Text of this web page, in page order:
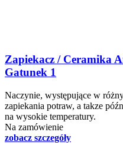
Zapiekacz / Ceramika
Gatunek 1
Naczynie, występujące w
zapiekania potraw, a takze
na wysokie temperatury.
Na zamówienie
zobacz szczegóły